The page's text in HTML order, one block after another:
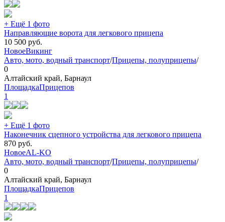
+ Ещё 1 фото
Направляющие ворота для легкового прицепа
10 500 руб.
НовоеВикинг
Авто, мото, водный транспорт/Прицепы, полуприцепы/
0
Алтайский край, Барнаул
ПлощадкаПрицепов
1
+ Ещё 1 фото
Наконечник сцепного устройства для легкового прицепа
870 руб.
НовоеAL-KO
Авто, мото, водный транспорт/Прицепы, полуприцепы/
0
Алтайский край, Барнаул
ПлощадкаПрицепов
1